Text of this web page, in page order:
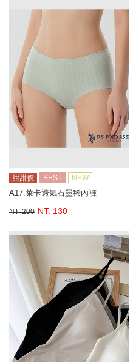
甜甜價 BEST NEW
A17.萊卡透氣石墨稀內褲
NT. 200 NT. 130